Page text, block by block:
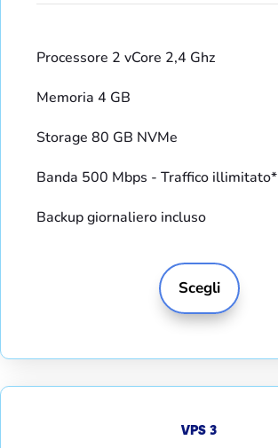
Processore 2 vCore 2,4 Ghz
Memoria 4 GB
Storage 80 GB NVMe
Banda 500 Mbps - Traffico illimitato*
Backup giornaliero incluso
Scegli
VPS 3